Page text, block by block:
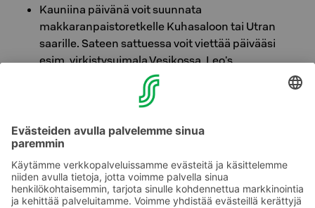
Kauniina päivänä voit suunnata
makkaranpaistoretkelle Kuhasaloon tai Utran
saarille. Sateen sattuessa voit viettää päivääsi
esim. virkistysuimala Vesikossa, Leo's
leikkimaassa, kiipeilykeskus Otteessa tai
elokuvateatterikeskus Tapiossa.
verkkosivuilta
.
Meillä Vaakunassa rakastetaan lapsia, tervetuloa!
Nähdään Joensuussa!